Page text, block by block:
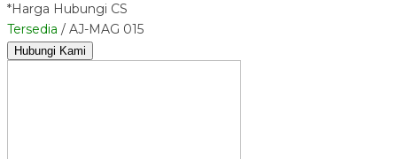
*Harga Hubungi CS
Tersedia / AJ-MAG 015
Hubungi Kami